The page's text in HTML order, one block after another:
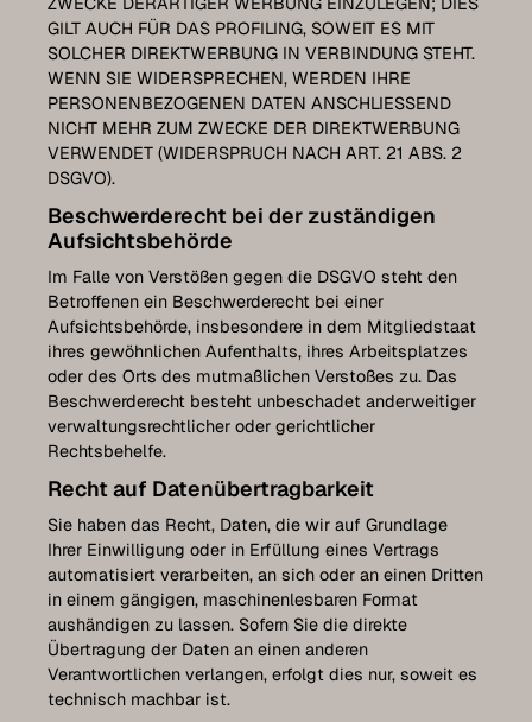
GILT AUCH FÜR DAS PROFILING, SOWEIT ES MIT
SOLCHER DIREKTWERBUNG IN VERBINDUNG STEHT.
WENN SIE WIDERSPRECHEN, WERDEN IHRE
PERSONENBEZOGENEN DATEN ANSCHLIESSEND
NICHT MEHR ZUM ZWECKE DER DIREKTWERBUNG
VERWENDET (WIDERSPRUCH NACH ART. 21 ABS. 2
DSGVO).
Beschwerde­recht bei der zuständigen
Aufsichts­behörde
Im Falle von Verstößen gegen die DSGVO steht den
Betroffenen ein Beschwerderecht bei einer
Aufsichtsbehörde, insbesondere in dem Mitgliedstaat
ihres gewöhnlichen Aufenthalts, ihres Arbeitsplatzes
oder des Orts des mutmaßlichen Verstoßes zu. Das
Beschwerderecht besteht unbeschadet anderweitiger
verwaltungsrechtlicher oder gerichtlicher
Rechtsbehelfe.
Recht auf Daten­übertrag­barkeit
Sie haben das Recht, Daten, die wir auf Grundlage
Ihrer Einwilligung oder in Erfüllung eines Vertrags
automatisiert verarbeiten, an sich oder an einen Dritten
in einem gängigen, maschinenlesbaren Format
aushändigen zu lassen. Sofern Sie die direkte
Übertragung der Daten an einen anderen
Verantwortlichen verlangen, erfolgt dies nur, soweit es
technisch machbar ist.